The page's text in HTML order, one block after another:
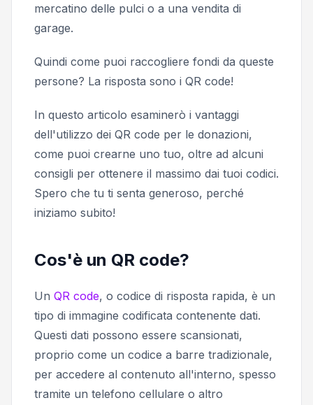
mercatino delle pulci o a una vendita di
garage.
Quindi come puoi raccogliere fondi da queste
persone? La risposta sono i QR code!
In questo articolo esaminerò i vantaggi
dell'utilizzo dei QR code per le donazioni,
come puoi crearne uno tuo, oltre ad alcuni
consigli per ottenere il massimo dai tuoi codici.
Spero che tu ti senta generoso, perché
iniziamo subito!
Cos'è un QR code?
Un QR code, o codice di risposta rapida, è un
tipo di immagine codificata contenente dati.
Questi dati possono essere scansionati,
proprio come un codice a barre tradizionale,
per accedere al contenuto all'interno, spesso
tramite un telefono cellulare o altro